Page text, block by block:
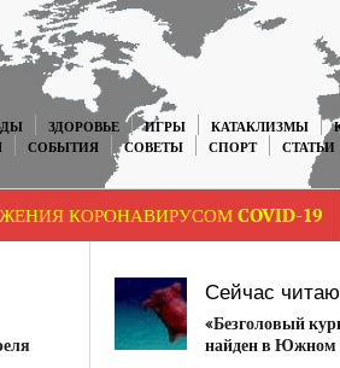
ЗДОРОВЬЕ ИГРЫ КАТАКЛИЗМЫ
СОБЫТИЯ СОВЕТЫ СПОРТ СТАТЬИ
КОРОНАВИРУСОМ COVID-19
Сейчас
«Безголовый
найден в Южном